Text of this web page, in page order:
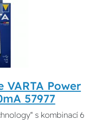
VARTA Power
57977
s kombinací 6